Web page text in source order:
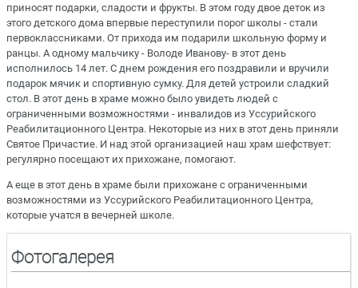
приносят подарки, сладости и фрукты. В этом году двое деток из
этого детского дома впервые переступили порог школы - стали
первоклассниками. От прихода им подарили школьную форму и
ранцы. А одному мальчику - Володе Иванову- в этот день
исполнилось 14 лет. С днем рождения его поздравили и вручили
подарок мячик и спортивную сумку. Для детей устроили сладкий
стол. В этот день в храме можно было увидеть людей с
ограниченными возможностями - инвалидов из Уссурийского
Реабилитационного Центра. Некоторые из них в этот день приняли
Святое Причастие. И над этой организацией наш храм шефствует:
регулярно посещают их прихожане, помогают.
А еще в этот день в храме были прихожане с ограниченными
возможностями из Уссурийского Реабилитационного Центра,
которые учатся в вечерней школе.
Фотогалерея